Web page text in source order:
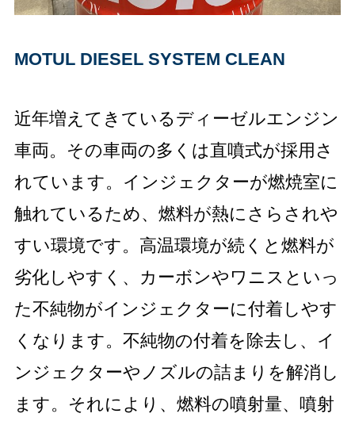
MOTUL DIESEL SYSTEM CLEAN
近年増えてきているディーゼルエンジン
車両。その車両の多くは直噴式が採用さ
れています。インジェクターが燃焼室に
触れているため、燃料が熱にさらされや
すい環境です。高温環境が続くと燃料が
劣化しやすく、カーボンやワニスといっ
た不純物がインジェクターに付着しやす
くなります。不純物の付着を除去し、イ
ンジェクターやノズルの詰まりを解消し
ます。それにより、燃料の噴射量、噴射